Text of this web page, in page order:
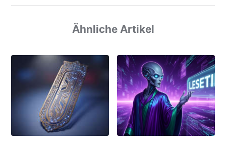
Ähnliche Artikel